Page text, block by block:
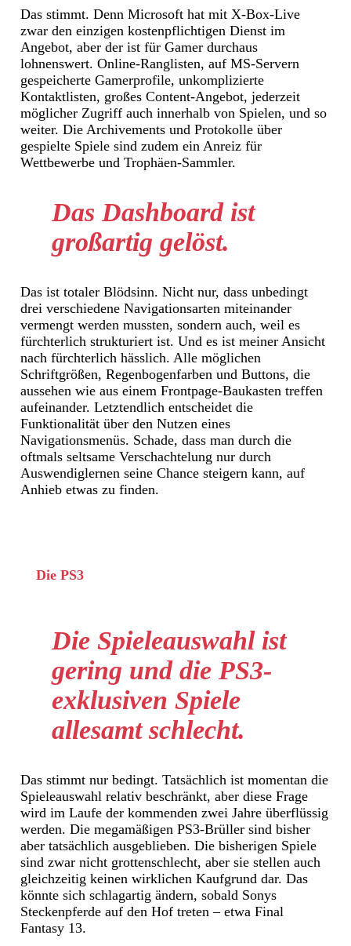
Das stimmt. Denn Microsoft hat mit X-Box-Live
zwar den einzigen kostenpflichtigen Dienst im
Angebot, aber der ist für Gamer durchaus
lohnenswert. Online-Ranglisten, auf MS-Servern
gespeicherte Gamerprofile, unkomplizierte
Kontaktlisten, großes Content-Angebot, jederzeit
möglicher Zugriff auch innerhalb von Spielen, und so
weiter. Die Archivements und Protokolle über
gespielte Spiele sind zudem ein Anreiz für
Wettbewerbe und Trophäen-Sammler.
Das Dashboard ist
großartig gelöst.
Das ist totaler Blödsinn. Nicht nur, dass unbedingt
drei verschiedene Navigationsarten miteinander
vermengt werden mussten, sondern auch, weil es
fürchterlich strukturiert ist. Und es ist meiner Ansicht
nach fürchterlich hässlich. Alle möglichen
Schriftgrößen, Regenbogenfarben und Buttons, die
aussehen wie aus einem Frontpage-Baukasten treffen
aufeinander. Letztendlich entscheidet die
Funktionalität über den Nutzen eines
Navigationsmenüs. Schade, dass man durch die
oftmals seltsame Verschachtelung nur durch
Auswendiglernen seine Chance steigern kann, auf
Anhieb etwas zu finden.
Die PS3
Die Spieleauswahl ist
gering und die PS3-
exklusiven Spiele
allesamt schlecht.
Das stimmt nur bedingt. Tatsächlich ist momentan die
Spieleauswahl relativ beschränkt, aber diese Frage
wird im Laufe der kommenden zwei Jahre überflüssig
werden. Die megamäßigen PS3-Brüller sind bisher
aber tatsächlich ausgeblieben. Die bisherigen Spiele
sind zwar nicht grottenschlecht, aber sie stellen auch
gleichzeitig keinen wirklichen Kaufgrund dar. Das
könnte sich schlagartig ändern, sobald Sonys
Steckenpferde auf den Hof treten – etwa Final
Fantasy 13.